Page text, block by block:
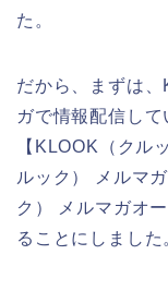
た。
だから、まずは
ガで情報配信して
【KLOOK（クル
ルック） メルマ
ク） メルマガオ
ることにしました